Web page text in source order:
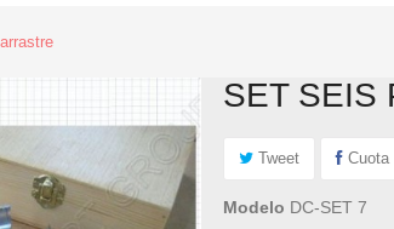
SET SEIS
Tweet Cuota
Modelo DC-SET 7